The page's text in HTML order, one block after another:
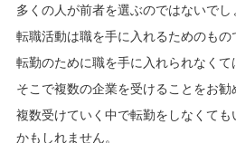
多くの人が前者を選ぶのではないでし
転職活動は職を手に入れるためのもの
転勤のために職を手に入れられなくて
そこで複数の企業を受けることをお勧
複数受けていく中で転勤をしなくても
かもしれません。